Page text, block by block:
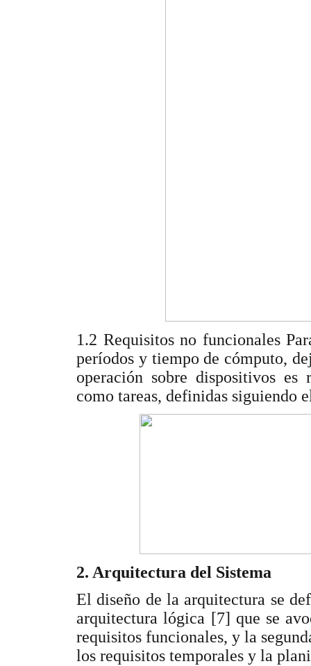
1.2 Requisitos no funcionales
períodos y tiempo de cómputo,
operación sobre dispositivos es
como tareas, definidas siguiendo
2. Arquitectura del Sistema
El diseño de la arquitectura se
arquitectura lógica [7] que se
requisitos funcionales, y la
los requisitos temporales y la